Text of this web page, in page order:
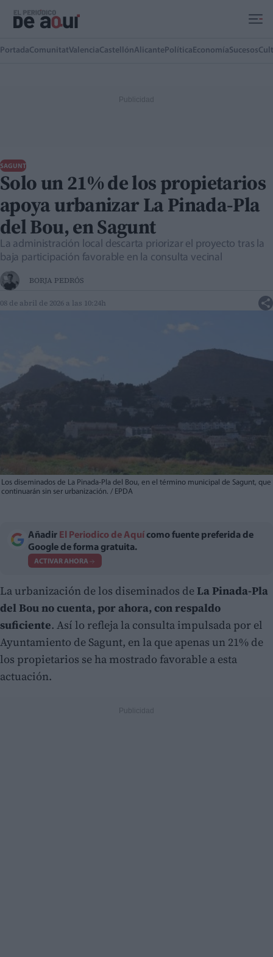
PortadaComunitatValenciaCastellónAlicante Política EconomíaSucesos
SAGUNT
Solo un 21% de los propietarios
apoya urbanizar La Pinada-Pla
del Bou, en Sagunt
La administración local descarta priorizar el proyecto tras la
baja participación favorable en la consulta vecinal
BORJA PEDRÓS
08 de abril de 2026 a las 10:24h
Los diseminados de La Pinada-Pla del Bou, en el término municipal de Sagunt, que
continuarán sin ser urbanización. / EPDA
Añadir El Periodico de Aquí como fuente preferida de
Google de forma gratuita.
ACTIVAR AHORA
La urbanización de los diseminados deLa Pinada-Pla
del Bou no cuenta, por ahora, con respaldo
suficiente. Así lo refleja la consulta impulsada por el
Ayuntamiento de Sagunt, en la que apenas un 21% de
los propietarios se ha mostrado favorable a esta
actuación.